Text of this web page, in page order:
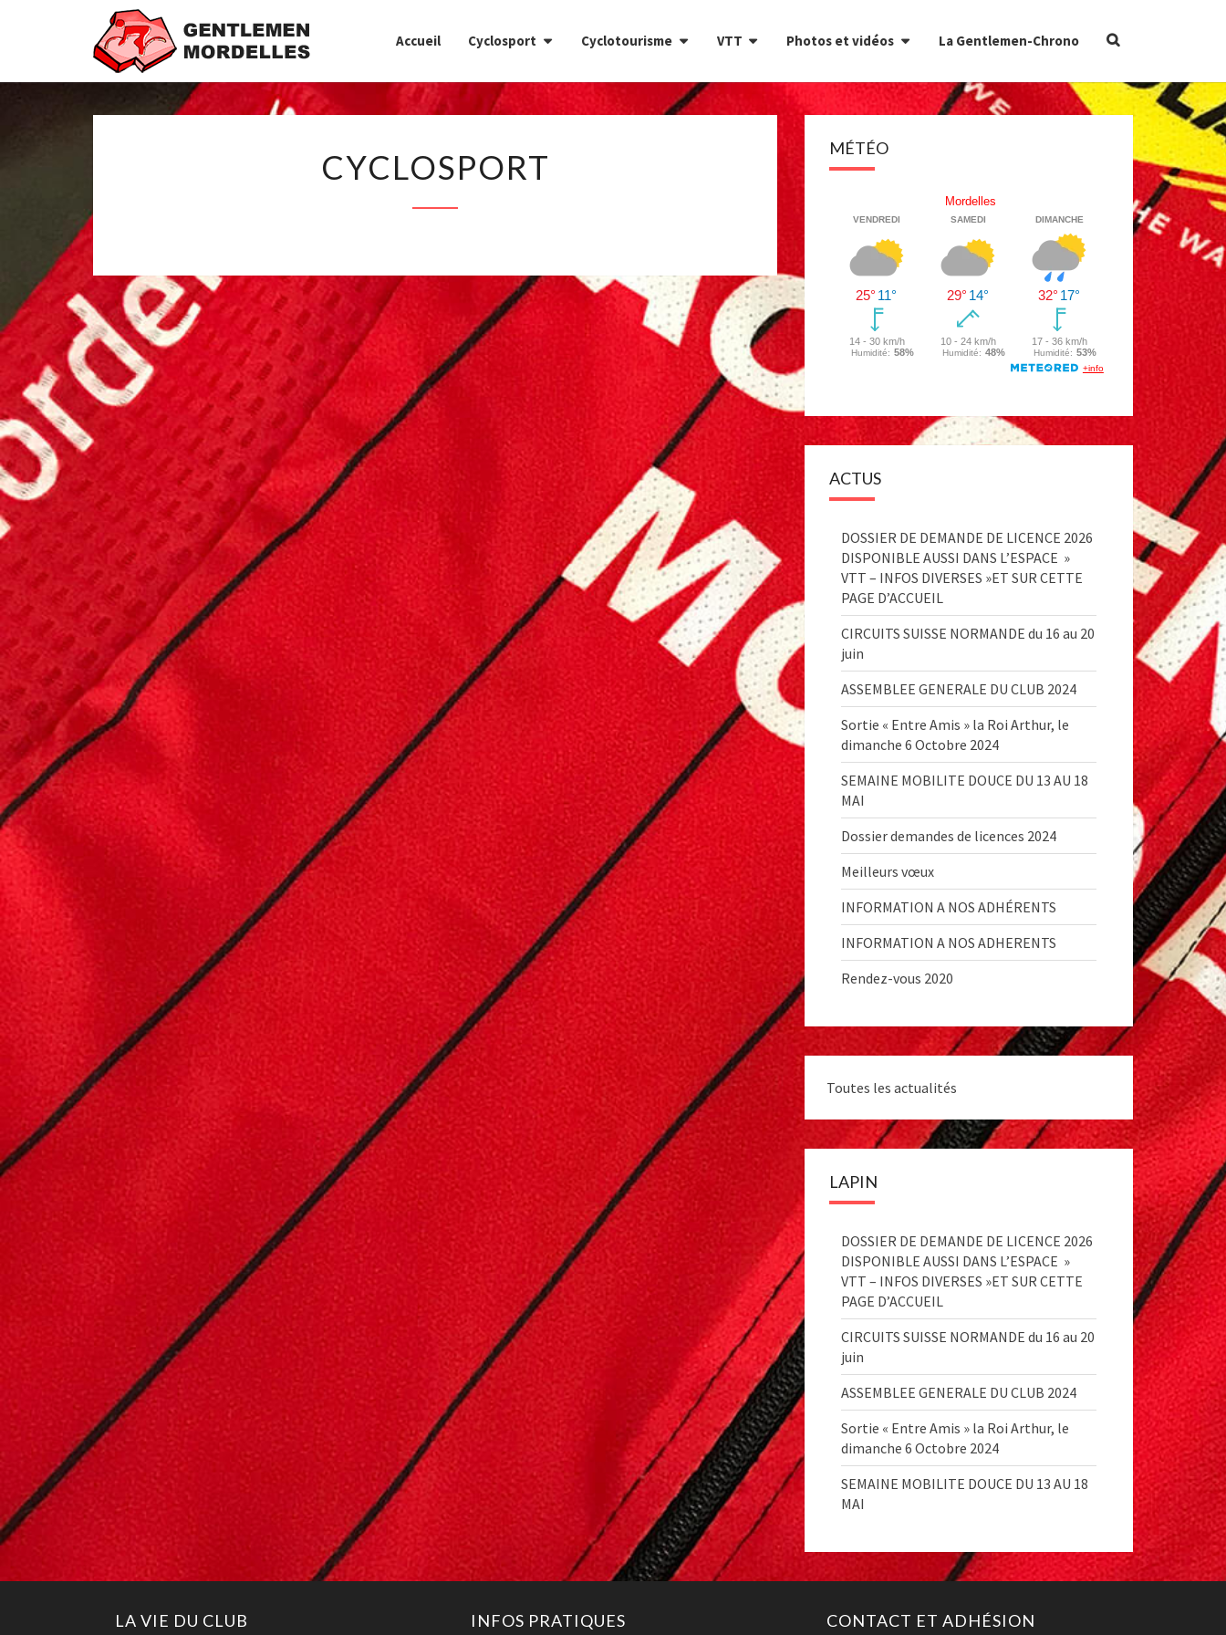
Accueil Cyclosport Cyclotourisme VTT Photos et vidéos La Gentlemen-Chrono
Search
CYCLOSPORT MÉTÉO
ACTUS
DOSSIER DE DEMANDE DE LICENCE 2026
DISPONIBLE AUSSI DANS L’ESPACE »
VTT – INFOS DIVERSES »ET SUR CETTE
PAGE D’ACCUEIL
CIRCUITS SUISSE NORMANDE du 16 au 20
juin
ASSEMBLEE GENERALE DU CLUB 2024
Sortie « Entre Amis » la Roi Arthur, le
dimanche 6 Octobre 2024
SEMAINE MOBILITE DOUCE DU 13 AU 18
MAI
Dossier demandes de licences 2024
Meilleurs vœux
INFORMATION A NOS ADHÉRENTS
INFORMATION A NOS ADHERENTS
Rendez-vous 2020
Toutes les actualités
LAPIN
DOSSIER DE DEMANDE DE LICENCE 2026
DISPONIBLE AUSSI DANS L’ESPACE »
VTT – INFOS DIVERSES »ET SUR CETTE
PAGE D’ACCUEIL
CIRCUITS SUISSE NORMANDE du 16 au 20
juin
ASSEMBLEE GENERALE DU CLUB 2024
Sortie « Entre Amis » la Roi Arthur, le
dimanche 6 Octobre 2024
SEMAINE MOBILITE DOUCE DU 13 AU 18
MAI
LA VIE DU CLUB INFOS PRATIQUES CONTACT ET ADHÉSION